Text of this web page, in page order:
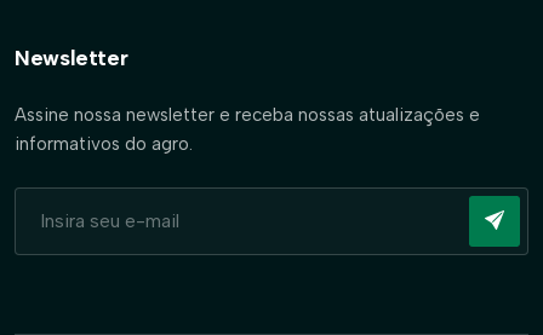
Newsletter
Assine nossa newsletter e receba nossas atualizações e
informativos do agro.